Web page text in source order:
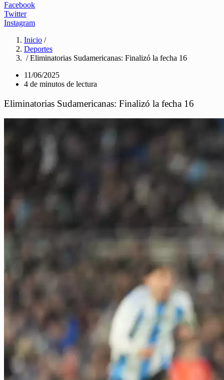
Facebook
Twitter
Instagram
Inicio /
Deportes
/ Eliminatorias Sudamericanas: Finalizó la fecha 16
11/06/2025
4 de minutos de lectura
Eliminatorias Sudamericanas: Finalizó la fecha 16